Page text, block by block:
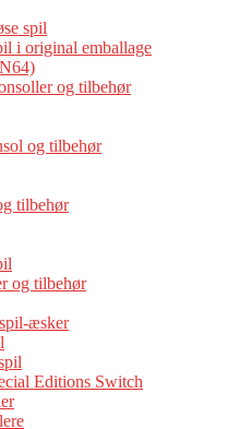
spil
i original emballage
og tilbehør
og tilbehør
tilbehør
og tilbehør
æsker
Editions Switch